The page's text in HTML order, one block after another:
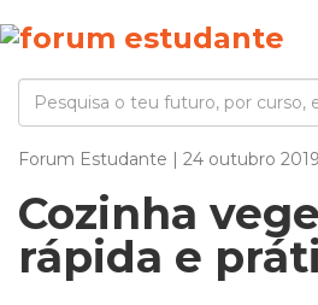
Forum Estudante | 24 outubro 2019
Cozinha
rápida e